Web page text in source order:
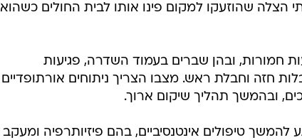
הצלה שהוזעקו למקום פינו אותו לבית החולים כשהוא
חמורות, ובהן שברים בעמוד השדרה, פגיעות
חזה וחבלת ראש. מצבו הצריך ניתוחים אורתופדיים
ובהמשך תהליך שיקום ארוך.
טיפולים אינטנסיביים, בהם פיזיותרפיה ומעקב